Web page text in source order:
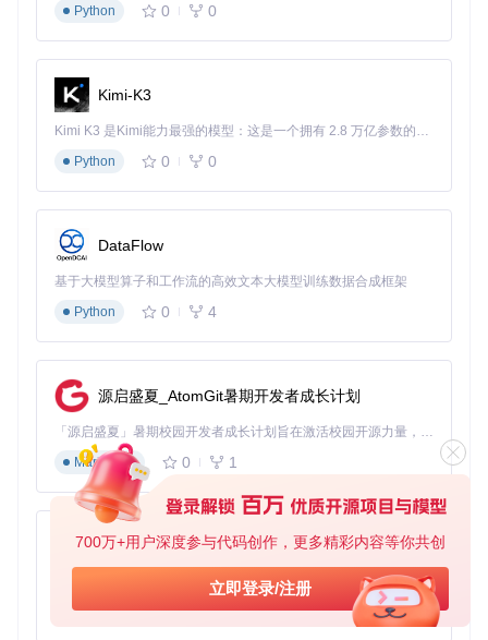
700万+用户深度参与代码创作，更多精彩内容等你共创
立即登录/注册
创新突破：通过USB直连实现iOS设备画面实时传输，配合"画
中画"功能实现多设备画面同步录制，音轨自动对齐精度达±8
ms。
操作步骤：
使用Lightning线缆连接iOS设备并信任电脑
在QuickRecorder中选择"录制移动设备"模式
拖动调整画中画窗口位置与大小（支持10%-50%缩放）
开启"触控显示"选项，在电脑画面实时显示手机触摸操作
实测验证：App开发者采用该方案后，产品演示视频的制作周
建立设计评审的即时反馈机制
传统痛点：设计方案评审中，口头描述与界面标注脱节，导致
修改意见传达偏差率达34%。
创新突破：集成实时标注工具集，支持矩形框选、箭头指示、
文字备注等批注功能，所有标记自动嵌入视频时间轴。
操作步骤：
选择"窗口录制"模式并指定设计软件窗口
点击控制栏"标注"按钮激活工具面板
使用触控板或绘图板进行实时标记（支持撤销/重做）
Python
0 0
Kimi-K3
Kimi K3 是Kimi能力最强的模型：这是一个拥有 2.8 万亿参数的混合专家（MoE）模型，具备原生视觉理解能力，并支持 100 万 token 的上下文窗口。
Python
0 0
DataFlow
基于大模型算子和工作流的高效文本大模型训练数据合成框架
Python
0 4
源启盛夏_AtomGit暑期开发者成长计划
「源启盛夏」暑期校园开发者成长计划旨在激活校园开源力量，通过积分激励、认证扶持、资源倾斜等形式，引导高校组织和开发者完成「入驻 — 建项目 — 做贡献 — 获认证 — 得资源」的完整闭环。无论你是想带领社团入驻平台的组织者，还是希望用代码贡献证明自己的开发者，都能在这里找到属于你的成长路径。
Markdown
0 1
py-xiaozhi
基于Python的Xiaozhi AI，适用于想要完整Xiaozhi体验而无需拥有专用硬件的用户。
Python
0 1